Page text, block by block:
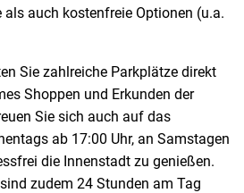
auch kostenfreie Optionen (u.a.
Sie zahlreiche Parkplätze direkt
Shoppen und Erkunden der
Sie sich auch auf das
ab 17:00 Uhr, an Samstagen
die Innenstadt zu genießen.
zudem 24 Stunden am Tag